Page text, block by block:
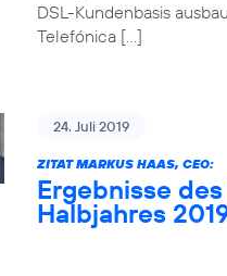
DSL-Kundenbasis
Telefónica […]
24. Juli 2019
ZITAT MARKUS HAAS, CEO:
Ergebnisse des
Halbjahres